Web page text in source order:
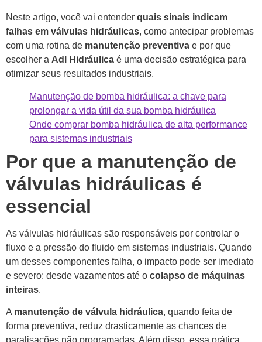
Neste artigo, você vai entender quais sinais indicam
falhas em válvulas hidráulicas, como antecipar problemas
com uma rotina de manutenção preventiva e por que
escolher a Adl Hidráulica é uma decisão estratégica para
otimizar seus resultados industriais.
Manutenção de bomba hidráulica: a chave para
prolongar a vida útil da sua bomba hidráulica
Onde comprar bomba hidráulica de alta performance
para sistemas industriais
Por que a manutenção de
válvulas hidráulicas é
essencial
As válvulas hidráulicas são responsáveis por controlar o
fluxo e a pressão do fluido em sistemas industriais. Quando
um desses componentes falha, o impacto pode ser imediato
e severo: desde vazamentos até o colapso de máquinas
inteiras.
A manutenção de válvula hidráulica, quando feita de
forma preventiva, reduz drasticamente as chances de
paralisações não programadas. Além disso, essa prática